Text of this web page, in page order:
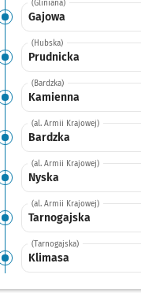
(Gliniana)
Gajowa
(Hubska)
Prudnicka
(Bardzka)
Kamienna
(al. Armii Krajowej)
Bardzka
(al. Armii Krajowej)
Nyska
(al. Armii Krajowej)
Tarnogajska
(Tarnogajska)
Klimasa